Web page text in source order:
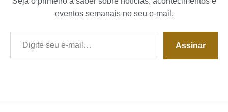
eventos semanais no seu e-mail.
Digite seu e-mail…
Assinar